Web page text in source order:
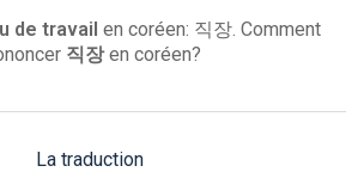
de travail en coréen: 직장. Comment
직장en coréen?
La traduction